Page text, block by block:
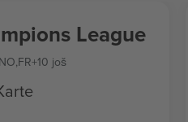
League
NO,FR+10 još